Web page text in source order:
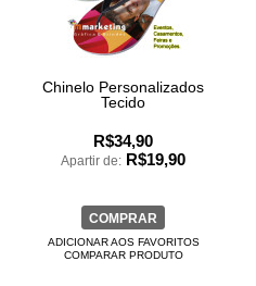
Chinelo Personalizados
Tecido
R$34,90
Apartir de: R$19,90
COMPRAR
ADICIONAR AOS FAVORITOS
COMPARAR PRODUTO